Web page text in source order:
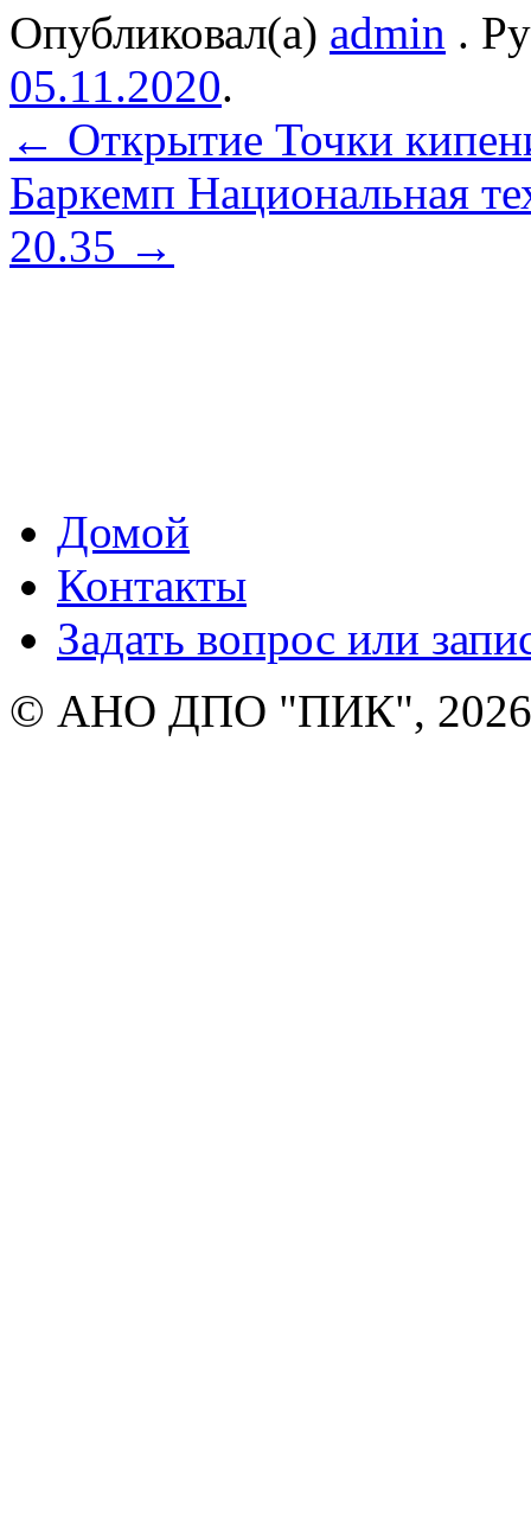
Опубликовал(а) admin .
05.11.2020.
← Открытие Точки
Баркемп Национальная
20.35 →
Домой
Контакты
Задать вопрос или
© АНО ДПО "ПИК", 2026